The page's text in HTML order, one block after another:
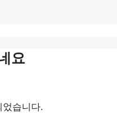
요
었습니다.